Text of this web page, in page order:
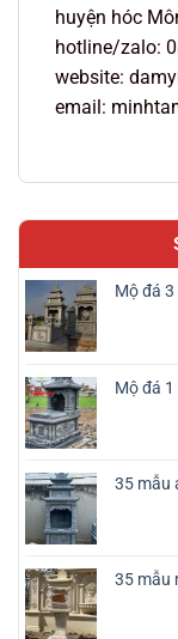
huyện hóc
hotline/zalo:
website:
email:
Mộ đá
Mộ đá
35 mẫu
35 mẫu